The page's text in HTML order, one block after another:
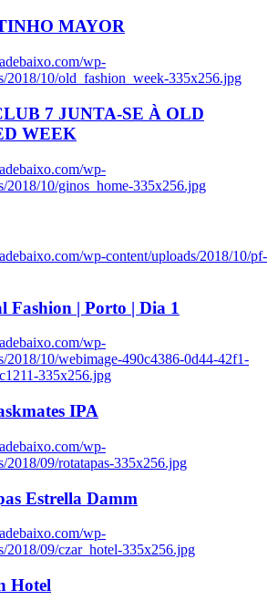
MAYOR
wp-
2018/10/old_fashion_week-335x256.jpg
7 JUNTA-SE À OLD
WEEK
wp-
2018/10/ginos_home-335x256.jpg
wp-content/uploads/2018/10/pf-
Fashion | Porto | Dia 1
wp-
2018/10/webimage-490c4386-0d44-42f1-
335x256.jpg
IPA
wp-
2018/09/rotatapas-335x256.jpg
Estrella Damm
wp-
2018/09/czar_hotel-335x256.jpg
Hotel